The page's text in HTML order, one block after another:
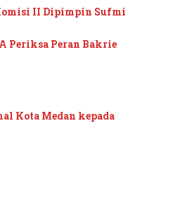
II Dipimpin Sufmi
Periksa Peran Bakrie
Kota Medan kepada